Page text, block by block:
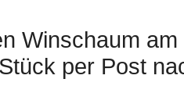
Winschaum
per Post